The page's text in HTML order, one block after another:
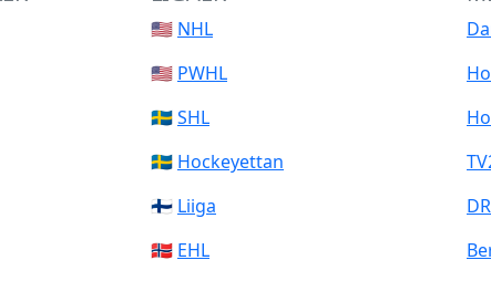
🇺🇸 NHL
🇺🇸 PWHL
🇸🇪SHL
🇸🇪 Hockeyettan
🇫🇮 Liiga
🇳🇴 EHL